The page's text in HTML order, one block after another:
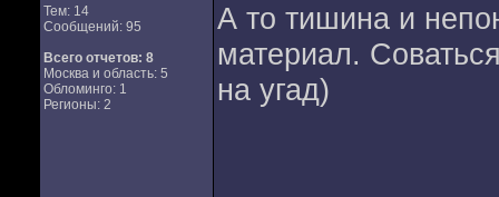
Тем: 14
Сообщений: 95
Всего отчетов: 8
Москва и область: 5
Обломинго: 1
Регионы: 2
А то тишина и
материал.
на угад)